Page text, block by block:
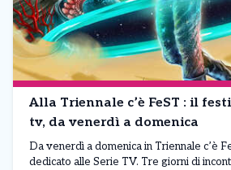
Alla Triennale c’è FeST : il
tv, da venerdì a domenica
Da venerdì a domenica in Triennale c’è
dedicato alle Serie TV. Tre giorni di